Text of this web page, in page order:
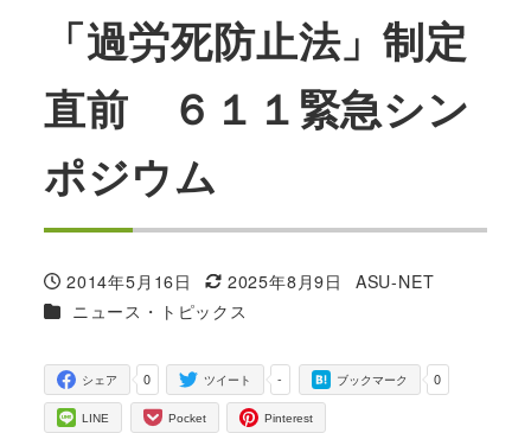
「過労死防止法」制定
直前 ６１１緊急シン
ポジウム
投稿日
2014年5月16日
更新日
2025年8月9日
著
ASU-NET
カテゴリー
ニュース・トピックス
0
シェア -
ツイート 0
ブックマーク
LINE Pocket Pinterest